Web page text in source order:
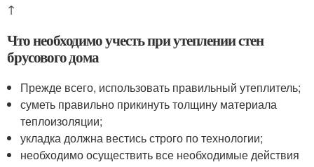
↑
Что необходимо учесть при утеплении стен
брусового дома
Прежде всего, использовать правильный утеплитель;
суметь правильно прикинуть толщину материала
теплоизоляции;
укладка должна вестись строго по технологии;
необходимо осуществить все необходимые действия